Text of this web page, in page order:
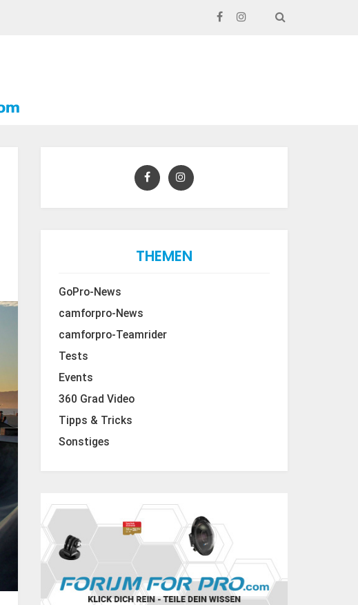
SEARCH
THEMEN
GoPro-News
camforpro-News
camforpro-Teamrider
Tests
Events
360 Grad Video
Tipps & Tricks
Sonstiges